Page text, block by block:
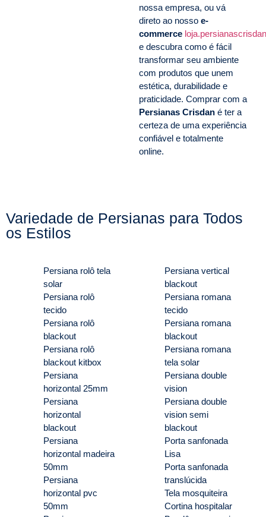
nossa empresa, ou vá
direto ao nosso e-
commerce
e descubra como é fácil
transformar seu ambiente
com produtos que unem
estética, durabilidade e
praticidade. Comprar com a
Persianas Crisdan é ter a
certeza de uma experiência
confiável e totalmente
online.
Variedade de Persianas para Todos
os Estilos
Persiana rolô tela
solar
Persiana rolô
tecido
Persiana rolô
blackout
Persiana rolô
blackout kitbox
Persiana
horizontal 25mm
Persiana
horizontal
blackout
Persiana
horizontal madeira
50mm
Persiana
horizontal pvc
50mm
Persiana vertical
blackout
Persiana romana
tecido
Persiana romana
blackout
Persiana romana
tela solar
Persiana double
vision
Persiana double
vision semi
blackout
Porta sanfonada
Lisa
Porta sanfonada
translúcida
Tela mosquiteira
Cortina hospitalar